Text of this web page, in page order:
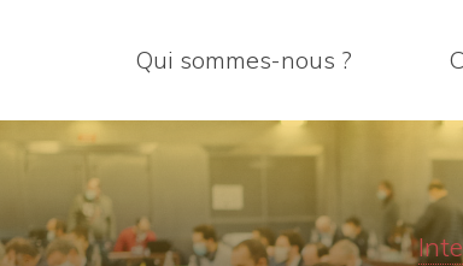
Qui sommes-nous ?